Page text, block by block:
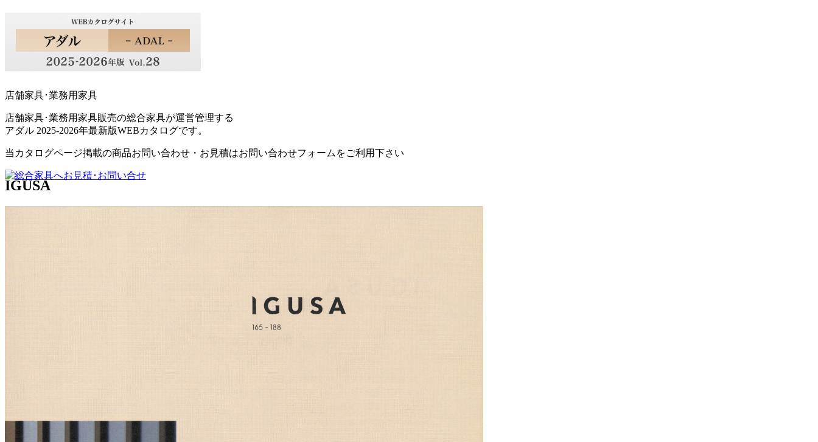
店舗家具･業務用家具
店舗家具･業務用家具販売の総合家具が運営管理する
アダル 2025-2026年最新版WEBカタログです。
当カタログページ掲載の商品お問い合わせ・お見積はお問い合わせフォームをご利用下さい
IGUSA